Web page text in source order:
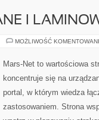
I
MOŻLIWOŚĆ
Mars-Net to wartościowa
koncentruje się na
portal, w którym wiedza
zastosowaniem. Strona